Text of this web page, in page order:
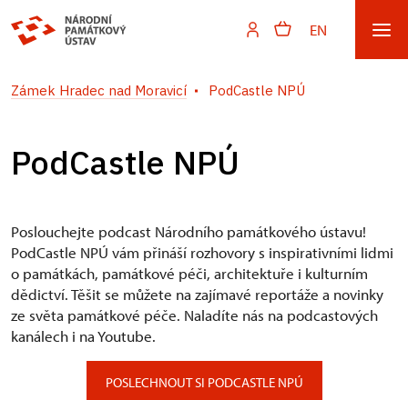
EN
Zámek Hradec nad Moravicí PodCastle NPÚ
PodCastle NPÚ
Poslouchejte podcast Národního památkového ústavu!
PodCastle NPÚ vám přináší rozhovory s inspirativními lidmi
o památkách, památkové péči, architektuře i kulturním
dědictví. Těšit se můžete na zajímavé reportáže a novinky
ze světa památkové péče. Naladíte nás na podcastových
kanálech i na Youtube.
POSLECHNOUT SI PODCASTLE NPÚ